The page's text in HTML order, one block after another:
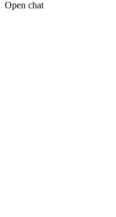
Open chat